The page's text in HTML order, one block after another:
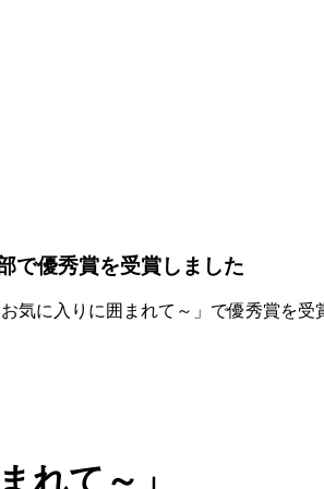
で優秀賞を受賞しました
に入りに囲まれて～」で優秀賞を受
れて～」